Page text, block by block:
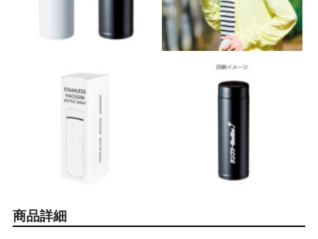
商品詳細